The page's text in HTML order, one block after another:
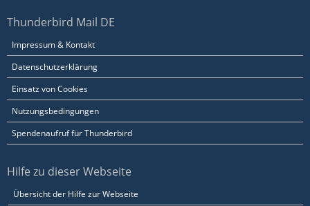
Thunderbird Mail DE
Impressum & Kontakt
Datenschutzerklärung
Einsatz von Cookies
Nutzungsbedingungen
Spendenaufruf für Thunderbird
Hilfe zu dieser Webseite
Übersicht der Hilfe zur Webseite